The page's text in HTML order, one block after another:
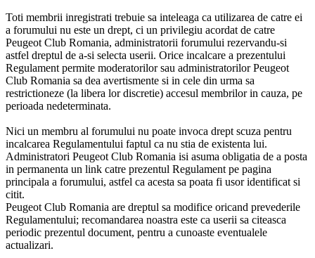
Toti membrii inregistrati trebuie sa inteleaga ca utilizarea de catre ei
a forumului nu este un drept, ci un privilegiu acordat de catre
Peugeot Club Romania, administratorii forumului rezervandu-si
astfel dreptul de a-si selecta userii. Orice incalcare a prezentului
Regulament permite moderatorilor sau administratorilor Peugeot
Club Romania sa dea avertismente si in cele din urma sa
restrictioneze (la libera lor discretie) accesul membrilor in cauza, pe
perioada nedeterminata.
Nici un membru al forumului nu poate invoca drept scuza pentru
incalcarea Regulamentului faptul ca nu stia de existenta lui.
Administratori Peugeot Club Romania isi asuma obligatia de a posta
in permanenta un link catre prezentul Regulament pe pagina
principala a forumului, astfel ca acesta sa poata fi usor identificat si
citit.
Peugeot Club Romania are dreptul sa modifice oricand prevederile
Regulamentului; recomandarea noastra este ca userii sa citeasca
periodic prezentul document, pentru a cunoaste eventualele
actualizari.